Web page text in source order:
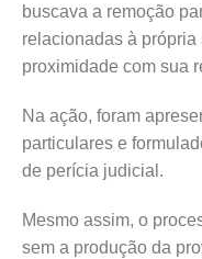
buscava a remoção
relacionadas à
proximidade com sua
Na ação, foram
particulares e
de perícia judicial.
Mesmo assim, o
sem a produção da